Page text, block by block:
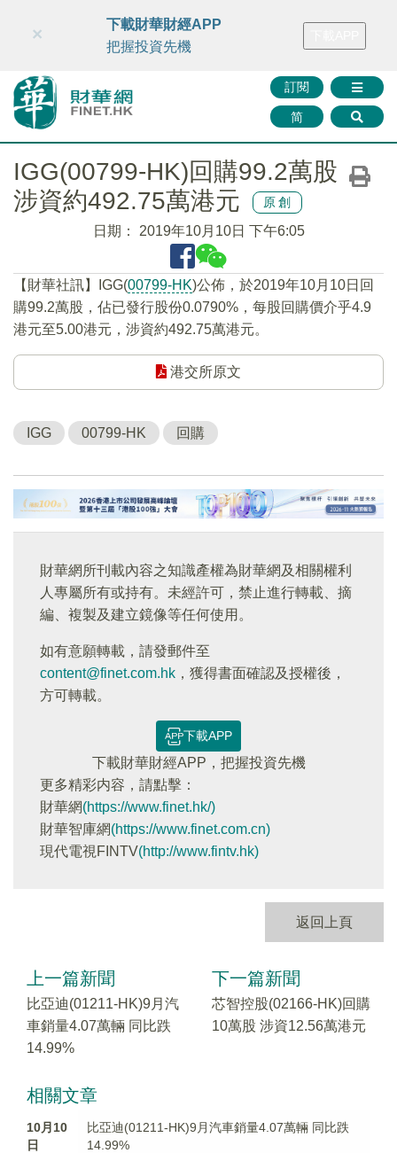
財華智庫網 FINTV FINMETA 財華證券 媒體矩陣
訂閱
简
×
下載財華財經APP
把握投資先機
IGG(00799-HK)回購99.2萬股
涉資約492.75萬港元
原創
日期： 2019年10月10日 下午6:05
【財華社訊】IGG(00799-HK)公佈，於2019年10月10日回
購99.2萬股，佔已發行股份0.0790%，每股回購價介乎4.9
港元至5.00港元，涉資約492.75萬港元。
港交所原文
IGG 00799-HK 回購
財華網所刊載內容之知識產權為財華網及相關權利
人專屬所有或持有。未經許可，禁止進行轉載、摘
編、複製及建立鏡像等任何使用。
如有意願轉載，請發郵件至
content@finet.com.hk ，獲得書面確認及授權後，
方可轉載。
下載APP
下載財華財經APP，把握投資先機
更多精彩内容，請點擊：
財華網(https://www.finet.hk/)
財華智庫網(https://www.finet.com.cn)
現代電視FINTV(http://www.fintv.hk)
返回上頁
上一篇新聞
比亞迪(01211-HK)9月汽
車銷量4.07萬輛 同比跌
14.99%
下一篇新聞
芯智控股(02166-HK)回購
10萬股 涉資12.56萬港元
相關文章
10月10
日
比亞迪(01211-HK)9月汽車銷量4.07萬輛 同比跌
14.99%